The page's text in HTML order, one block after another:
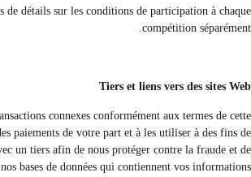
toute compétition, nous utilisons les données pour
vos informations à d'autres sociétés de
Par exemple, nous pouvons nous
marketing ou pour aider notre équipe de
de crédit. Dans le cas où notre entreprise ou une